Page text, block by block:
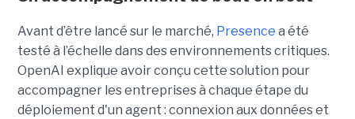
Avant d’être lancé sur le marché, Presence a été
testé à l’échelle dans des environnements critiques.
OpenAI explique avoir conçu cette solution pour
accompagner les entreprises à chaque étape du
déploiement d'un agent : connexion aux données et